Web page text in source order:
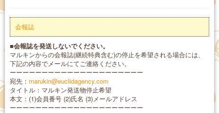
会報誌
■会報誌を発送しないでください。
マルキンからの会報誌(継続特典含む)の停止を希望される場合には、
下記の内容でメールにてご連絡ください。
ーーーーーーーーーーーーーーーーーーーーー
宛先： marukin@euclidagency.com
タイトル：マルキン発送物停止希望
本文：(1)会員番号 (2)氏名 (3)メールアドレス
ーーーーーーーーーーーーーーーーーーーーー